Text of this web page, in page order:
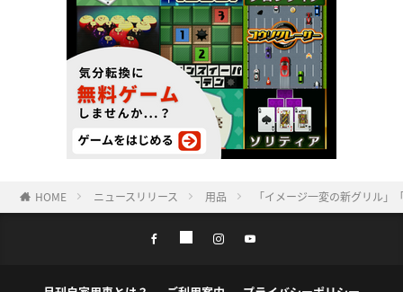
HOME ニュースリリース 用品 「イメージ一変の新グリル